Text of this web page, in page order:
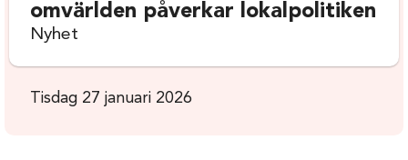
omvärlden påverkar lokalpolitiken
Nyhet
Tisdag 27 januari 2026